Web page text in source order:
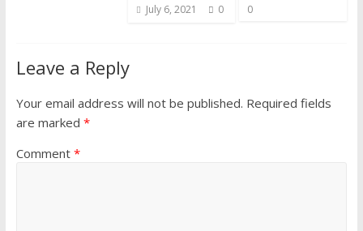
July 6, 2021 0
0
Leave a Reply
Your email address will not be published. Required fields
are marked *
Comment *